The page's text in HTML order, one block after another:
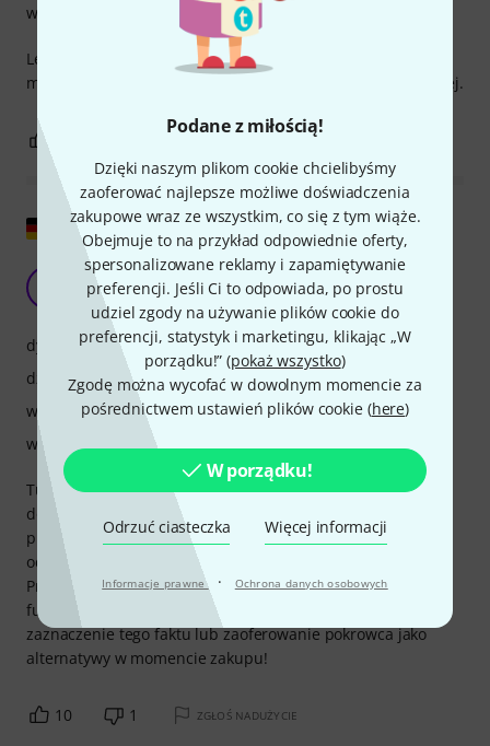
Podane z miłością!
Dzięki naszym plikom cookie chcielibyśmy
zaoferować najlepsze możliwe doświadczenia
zakupowe wraz ze wszystkim, co się z tym wiąże.
Obejmuje to na przykład odpowiednie oferty,
spersonalizowane reklamy i zapamiętywanie
preferencji. Jeśli Ci to odpowiada, po prostu
udziel zgody na używanie plików cookie do
preferencji, statystyk i marketingu, klikając „W
porządku!” (pokaż wszystko)
Zgodę można wycofać w dowolnym momencie za
pośrednictwem ustawień plików cookie (here)
W porządku!
Odrzuć ciasteczka Więcej informacji
Informacje prawne · Ochrona danych osobowych
Lekka, idealna do grania na stojąco, łatwa do grania, ale
mało rezonansowa, szczególnie w przypadku gitary basowej.
właściwości
Pokaż oryginał
Mała Niedźwiedzica
CooLouis 04.08.2019
Tuba jest idealna zarówno dla początkujących, jak i
doświadczonych muzyków i jest łatwa w obsłudze. Jedynym
problemem jest obudowa, ponieważ jest dwa razy cięższa
od instrumentu i przez to nieodpowiednia dla dziecka.
Produkt wymaga pokrowca, jak podano w opisie (lekki
futerał!). Prosimy o poprawienie opisu produktu,
zaznaczenie tego faktu lub zaoferowanie pokrowca jako
alternatywy w momencie zakupu!
dynamika
dźwięk
wykończenie
właściwości
10 1 ZGŁOŚ NADUŻYCIE